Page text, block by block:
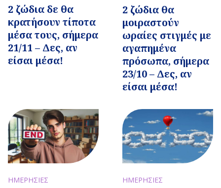
2 ζώδια δε θα
κρατήσουν τίποτα
μέσα τους, σήμερα
21/11 – Δες, αν
είσαι μέσα!
2 ζώδια θα
μοιραστούν
ωραίες στιγμές με
αγαπημένα
πρόσωπα, σήμερα
23/10 – Δες, αν
είσαι μέσα!
ΗΜΕΡΗΣΙΕΣ ΗΜΕΡΗΣΙΕΣ